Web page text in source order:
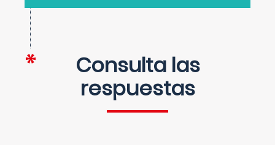
Consulta las
respuestas